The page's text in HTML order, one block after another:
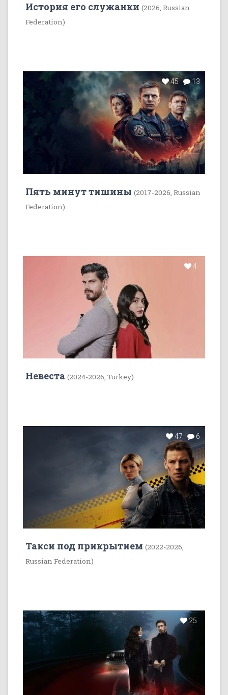
История его служанки (2026, Russian
Federation)
45 13
Пять минут тишины (2017-2026, Russian
Federation)
4
Невеста (2024-2026, Turkey)
47 6
Такси под прикрытием (2022-2026,
Russian Federation)
25